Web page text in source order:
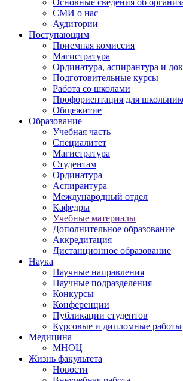
Основные сведения об
СМИ о нас
Аудитории
Поступающим
Приемная комиссия
Магистратура
Ординатура, аспирантура и
Подготовительные курсы
Работа со школами
Профориентация для
Общежитие
Образование
Учебная часть
Специалитет
Магистратура
Студентам
Ординатура
Аспирантура
Международный отдел
Кафедры
Учебные материалы
Дополнительное образование
Аккредитация
Дистанционное образование
Наука
Научные направления
Научные подразделения
Конкурсы
Конференции
Публикации студентов
Курсовые и дипломные работы
Медицина
МНОЦ
Жизнь факультета
Новости